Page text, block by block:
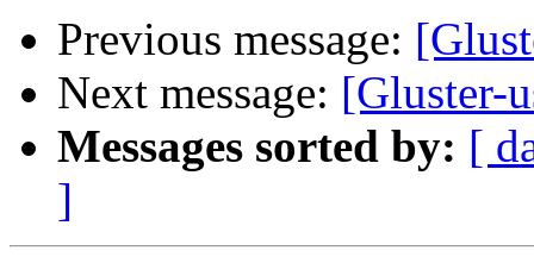
Previous message:
Next message: [Gluster-
Messages sorted by: [
]